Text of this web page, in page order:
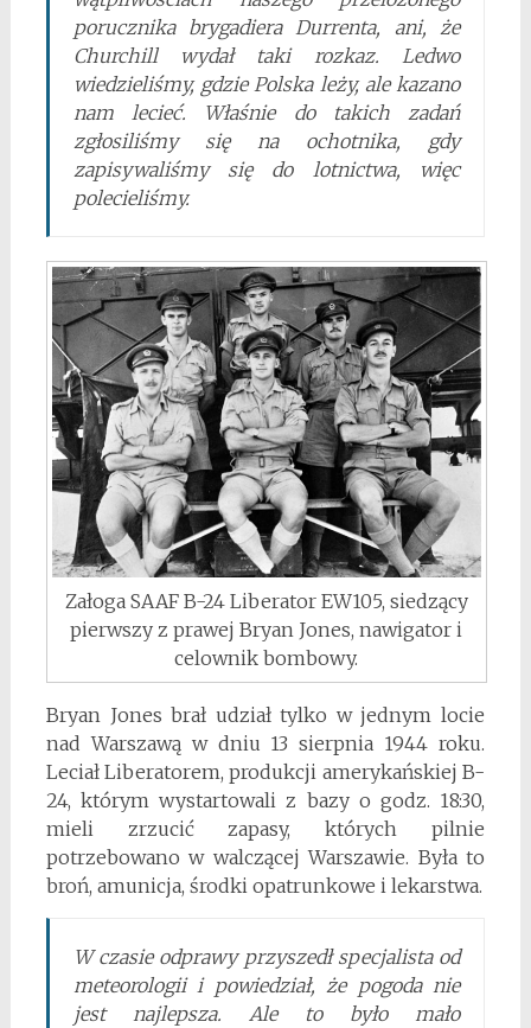
porucznika brygadiera Durrenta, ani, że
Churchill wydał taki rozkaz. Ledwo
wiedzieliśmy, gdzie Polska leży, ale kazano
nam lecieć. Właśnie do takich zadań
zgłosiliśmy się na ochotnika, gdy
zapisywaliśmy się do lotnictwa, więc
polecieliśmy.
Załoga SAAF B-24 Liberator EW105, siedzący
pierwszy z prawej Bryan Jones, nawigator i
celownik bombowy.
Bryan Jones brał udział tylko w jednym locie
nad Warszawą w dniu 13 sierpnia 1944 roku.
Leciał Liberatorem, produkcji amerykańskiej B-
24, którym wystartowali z bazy o godz. 18:30,
mieli zrzucić zapasy, których pilnie
potrzebowano w walczącej Warszawie. Była to
broń, amunicja, środki opatrunkowe i lekarstwa.
W czasie odprawy przyszedł specjalista od
meteorologii i powiedział, że pogoda nie
jest najlepsza. Ale to było mało